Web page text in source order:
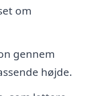
om
gennem
højde.